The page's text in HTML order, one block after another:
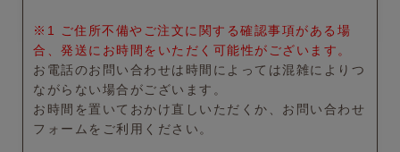
※1 ご住所不備やご注文に関する確認事項がある場
合、発送にお時間をいただく可能性がございます。
お電話のお問い合わせは時間によっては混雑によりつ
ながらない場合がございます。
お時間を置いておかけ直しいただくか、お問い合わせ
フォームをご利用ください。